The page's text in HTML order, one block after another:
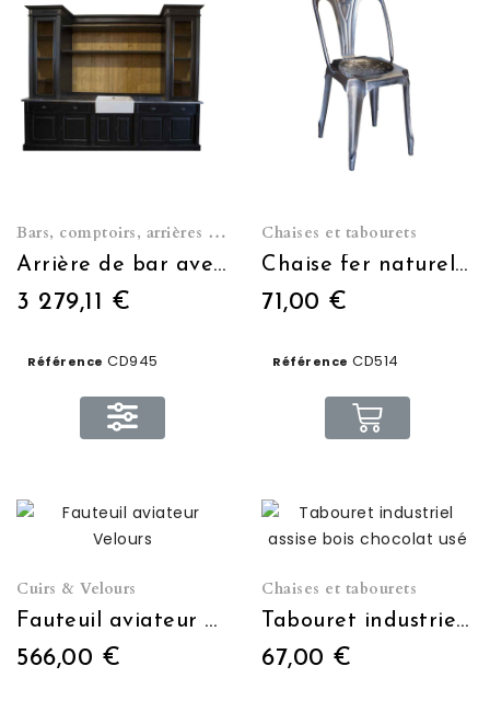
Bars, comptoirs, arrières de bar et caves à vin
Arrière de bar avec plateau en tôle zinguée
3 279,11 €
Référence CD945
Chaises et tabourets
Chaise fer naturel acier
71,00 €
Référence CD514
Cuirs & Velours
Fauteuil aviateur Velours
566,00 €
Chaises et tabourets
Tabouret industriel assise bois chocolat usé
67,00 €